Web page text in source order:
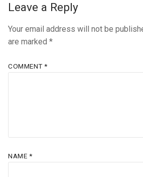
Leave a Reply
Your email address will not be
are marked *
COMMENT*
NAME *